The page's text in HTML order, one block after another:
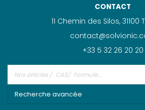
CONTACT
11 Chemin des Silos, 31100
+33 5 32 26 20 20
Recherche avancée